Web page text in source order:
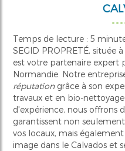
Temps de lecture : 5
SEGID PROPRETÉ, située
est votre partenaire expert
Normandie. Notre
réputationgrâce à son
travaux et en bio-
d'expérience, nous offrons
garantissent non
vos locaux, mais
image dans le Calvados et